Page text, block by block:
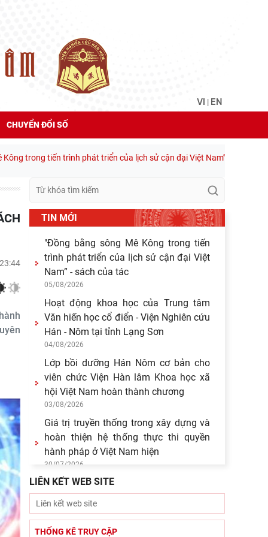
VI | EN
CHUYỂN ĐỔI SỐ
tiến trình phát triển của lịch sử cận đại Việt Nam” - sách của tác giả
TIN MỚI
"Đồng bằng sông Mê Kông trong tiến
trình phát triển của lịch sử cận đại Việt
Nam” - sách của tác
05/08/2026
Hoạt động khoa học của Trung tâm
Văn hiến học cổ điển - Viện Nghiên cứu
Hán - Nôm tại tỉnh Lạng Sơn
04/08/2026
Lớp bồi dưỡng Hán Nôm cơ bản cho
viên chức Viện Hàn lâm Khoa học xã
hội Việt Nam hoàn thành chương
03/08/2026
Giá trị truyền thống trong xây dựng và
hoàn thiện hệ thống thực thi quyền
hành pháp ở Việt Nam hiện
30/07/2026
Giá trị truyền thống trong xây dựng và
hoàn thiện hệ thống thực thi quyền
hành pháp ở Việt Nam hiện
29/07/2026
LIÊN KẾT WEB SITE
THỐNG KÊ TRUY CẬP